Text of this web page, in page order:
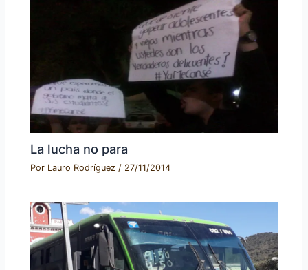
La lucha no para
Por Lauro Rodríguez/ 27/11/2014